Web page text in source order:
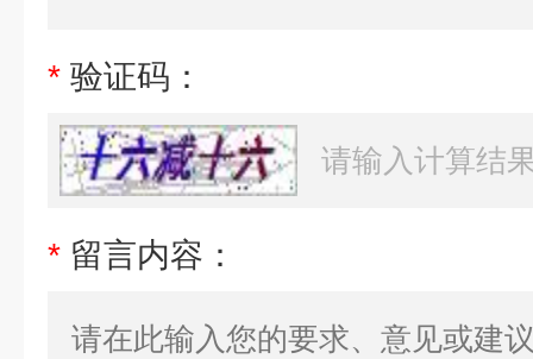
* 验证码：
* 留言内容：